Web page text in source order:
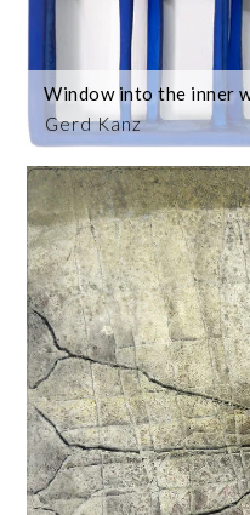
Gerd Kanz
Window into the inner